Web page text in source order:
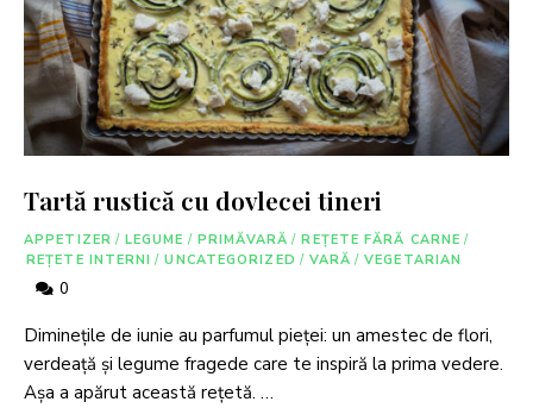
Tartă rustică cu dovlecei tineri
APPETIZER / LEGUME / PRIMĂVARĂ / REȚETE FĂRĂ CARNE /
REȚETE INTERNI / UNCATEGORIZED / VARĂ / VEGETARIAN
0
Diminețile de iunie au parfumul pieței: un amestec de flori,
verdeață și legume fragede care te inspiră la prima vedere.
Așa a apărut această rețetă. …